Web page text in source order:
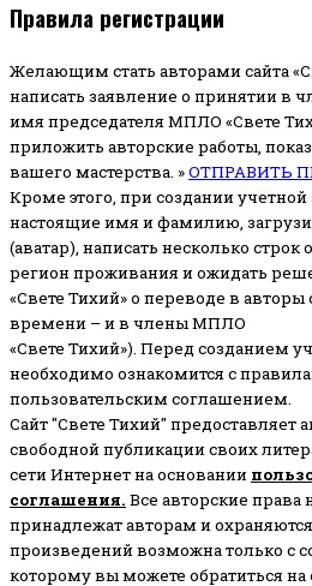
Правила регистрации
Желающим стать авторами сайта
написать заявление о принятии в
имя председателя МПЛО «Свете
приложить авторские работы,
вашего мастерства. »ОТПРАВИТЬ
Кроме этого, при создании учетной
настоящие имя и фамилию,
(аватар), написать несколько строк
регион проживания и ожидать
«Свете Тихий» о переводе в авторы
времени – и в члены МПЛО
«Свете Тихий»). Перед созданием
необходимо ознакомится с
пользовательским соглашением.
Сайт "Свете Тихий" предоставляет
свободной публикации своих
сети Интернет на основании
соглашения. Все авторские права
принадлежат авторам и
произведений возможна только с
которому вы можете обратиться на